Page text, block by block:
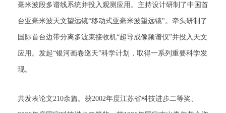
毫米波段多谱线系统并投入观测应用。主持设计研制了中国首
台亚毫米波天文望远镜“移动式亚毫米波望远镜"。牵头研制了
国际首台边带分离多波束接收机“超导成像频谱仪”并投入天文
应用。发起“银河画卷巡天”科学计划，取得一系列重要科学发
现。
共发表论文210余篇。获2002年度江苏省科技进步二等奖、